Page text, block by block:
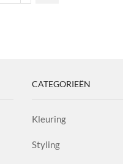
CATEGORIEËN
Kleuring
Styling